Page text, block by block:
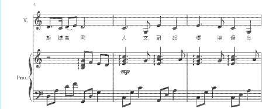
家長教師會
家長心聲
學生佳作
升中派位
校友成就
校服樣式
入學辦法